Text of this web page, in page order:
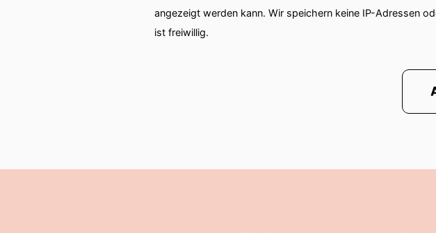
angezeigt werden kann. Wir speichern keine IP-Adressen
ist freiwillig.